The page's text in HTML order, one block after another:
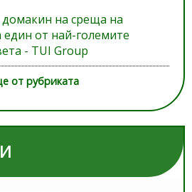
на среща на
от най-големите
- TUI Group
от рубриката